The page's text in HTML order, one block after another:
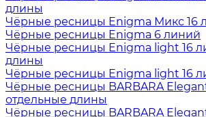
длины
Чёрные ресницы Enigma Микс 16
Чёрные ресницы Enigma 6 линий
Чёрные ресницы Enigma light 16
длины
Чёрные ресницы Enigma light 16
Чёрные ресницы BARBARA
отдельные длины
Чёрные ресницы BARBARA